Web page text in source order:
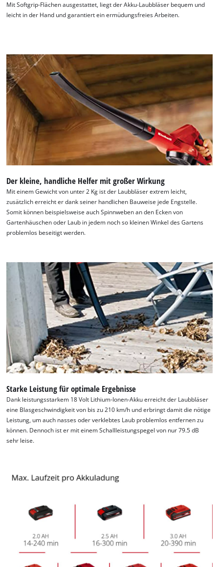
Wir benötigen deine Zustimmung, um
Google Maps laden zu können!
This content is not permitted to load due
to trackers that are not disclosed to the
visitor. The website owner needs to setup
Management Platform
Mit Softgrip-Flächen ausgestattet, liegt der Akku-Laubbläser bequem und
leicht in der Hand und garantiert ein ermüdungsfreies Arbeiten.
Der kleine, handliche Helfer mit großer Wirkung
Mit einem Gewicht von unter 2 Kg ist der Laubbläser extrem leicht,
zusätzlich erreicht er dank seiner handlichen Bauweise jede Engstelle.
Somit können beispielsweise auch Spinnweben an den Ecken von
Gartenhäuschen oder Laub in jedem noch so kleinen Winkel des Gartens
problemlos beseitigt werden.
Starke Leistung für optimale Ergebnisse
Dank leistungsstarkem 18 Volt Lithium-Ionen-Akku erreicht der Laubbläser
eine Blasgeschwindigkeit von bis zu 210 km/h und erbringt damit die nötige
Leistung, um auch nasses oder verklebtes Laub problemlos entfernen zu
können. Dennoch ist er mit einem Schallleistungspegel von nur 79.5 dB
sehr leise.